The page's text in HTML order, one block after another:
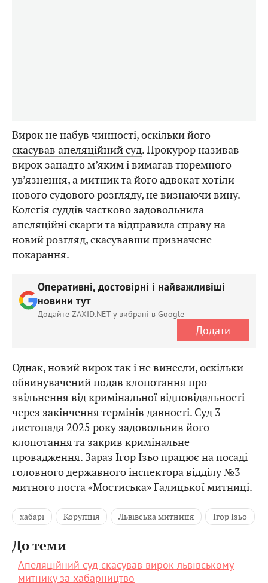
Вирок не набув чинності, оскільки його
скасував апеляційний суд. Прокурор називав
вирок занадто м’яким і вимагав тюремного
ув’язнення, а митник та його адвокат хотіли
нового судового розгляду, не визнаючи вину.
Колегія суддів частково задовольнила
апеляційні скарги та відправила справу на
новий розгляд, скасувавши призначене
покарання.
Оперативні, достовірні і найважливіші
новини тут
Додайте ZAXID.NET у вибрані в Google
Додати
Однак, новий вирок так і не винесли, оскільки
обвинувачений подав клопотання про
звільнення від кримінальної відповідальності
через закінчення термінів давності. Суд 3
листопада 2025 року задовольнив його
клопотання та закрив кримінальне
провадження. Зараз Ігор Ізьо працює на посаді
головного державного інспектора відділу №3
митного поста «Мостиська» Галицької митниці.
хабарі Корупція Львівська митниця Ігор Ізьо
До теми
Апеляційний суд скасував вирок львівському
митнику за хабарництво